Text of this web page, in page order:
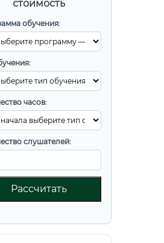
стоимость
обучения:
часов:
слушателей:
Рассчитать